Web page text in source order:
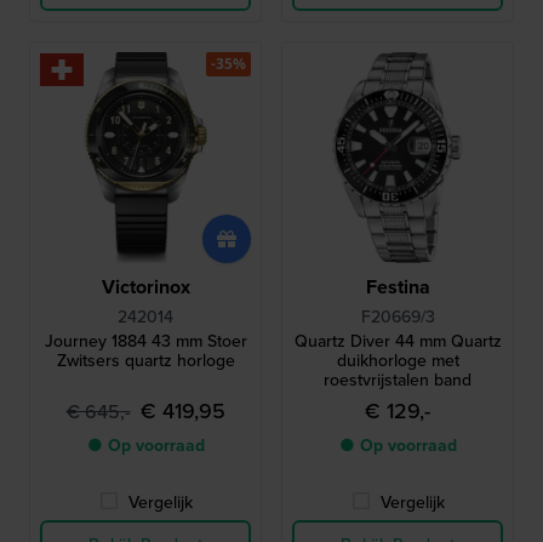
Victorinox
242014
Journey 1884 43 mm Stoer
Zwitsers quartz horloge
€ 645,- € 419,95
● Op voorraad
Vergelijk
-35%
Festina
F20669/3
Quartz Diver 44 mm Quartz
duikhorloge met
roestvrijstalen band
€ 129,-
● Op voorraad
Vergelijk